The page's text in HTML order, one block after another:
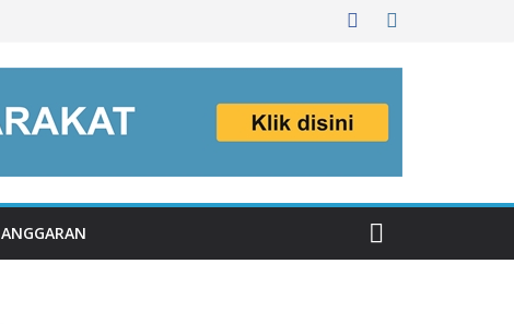
ANGGARAN